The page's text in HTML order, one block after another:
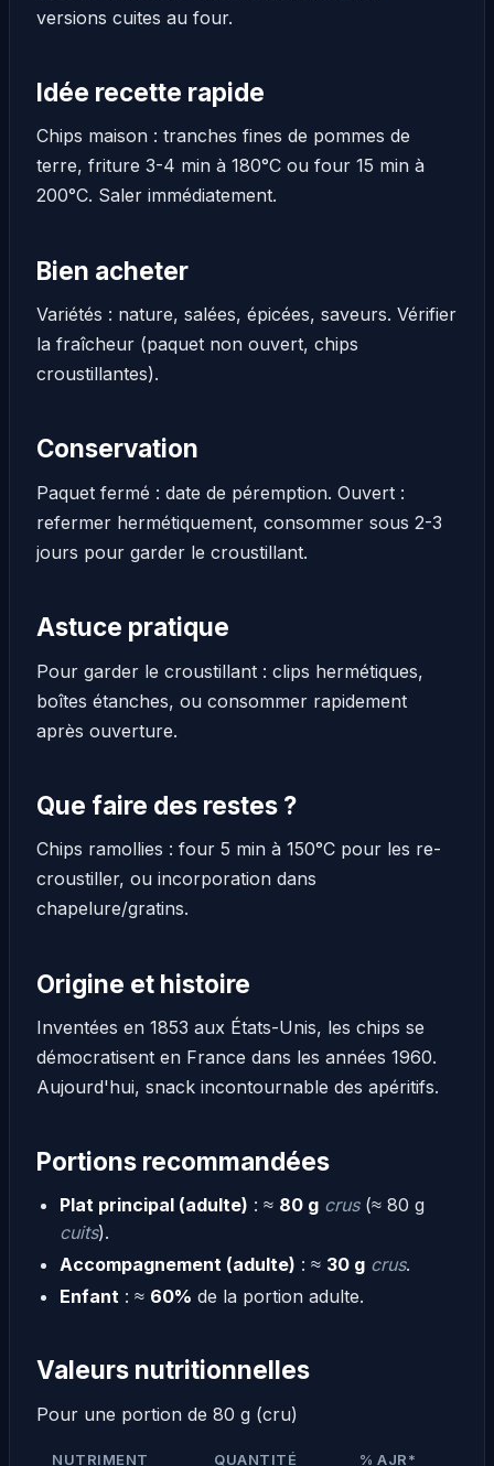
versions cuites au four.
Idée recette rapide
Chips maison : tranches fines de pommes de
terre, friture 3-4 min à 180°C ou four 15 min à
200°C. Saler immédiatement.
Bien acheter
Variétés : nature, salées, épicées, saveurs. Vérifier
la fraîcheur (paquet non ouvert, chips
croustillantes).
Conservation
Paquet fermé : date de péremption. Ouvert :
refermer hermétiquement, consommer sous 2-3
jours pour garder le croustillant.
Astuce pratique
Pour garder le croustillant : clips hermétiques,
boîtes étanches, ou consommer rapidement
après ouverture.
Que faire des restes ?
Chips ramollies : four 5 min à 150°C pour les re-
croustiller, ou incorporation dans
chapelure/gratins.
Origine et histoire
Inventées en 1853 aux États-Unis, les chips se
démocratisent en France dans les années 1960.
Aujourd'hui, snack incontournable des apéritifs.
Portions recommandées
Plat principal (adulte) : ≈ 80 g crus(≈ 80 g
cuits).
Accompagnement (adulte) : ≈ 30 g crus.
Enfant : ≈ 60% de la portion adulte.
Valeurs nutritionnelles
Pour une portion de 80 g (cru)
NUTRIMENT QUANTITÉ % AJR*